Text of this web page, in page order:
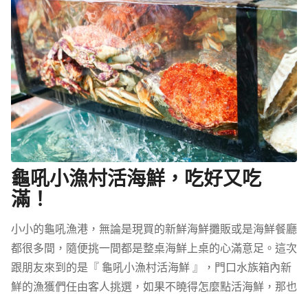
龜吼小漁村活海鮮，吃好又吃
滿！
小小的龜吼漁港，無論是現買的新鮮海鮮攤販或是海鮮餐廳
都很多間，隨便挑一間都是整桌海鮮上桌的心滿意足。這次
跟朋友來到的是『 龜吼小漁村活海鮮 』，門口水族箱內新
鮮的漁獲們任由客人挑選，如果不曉得怎麼點活海鮮，那也